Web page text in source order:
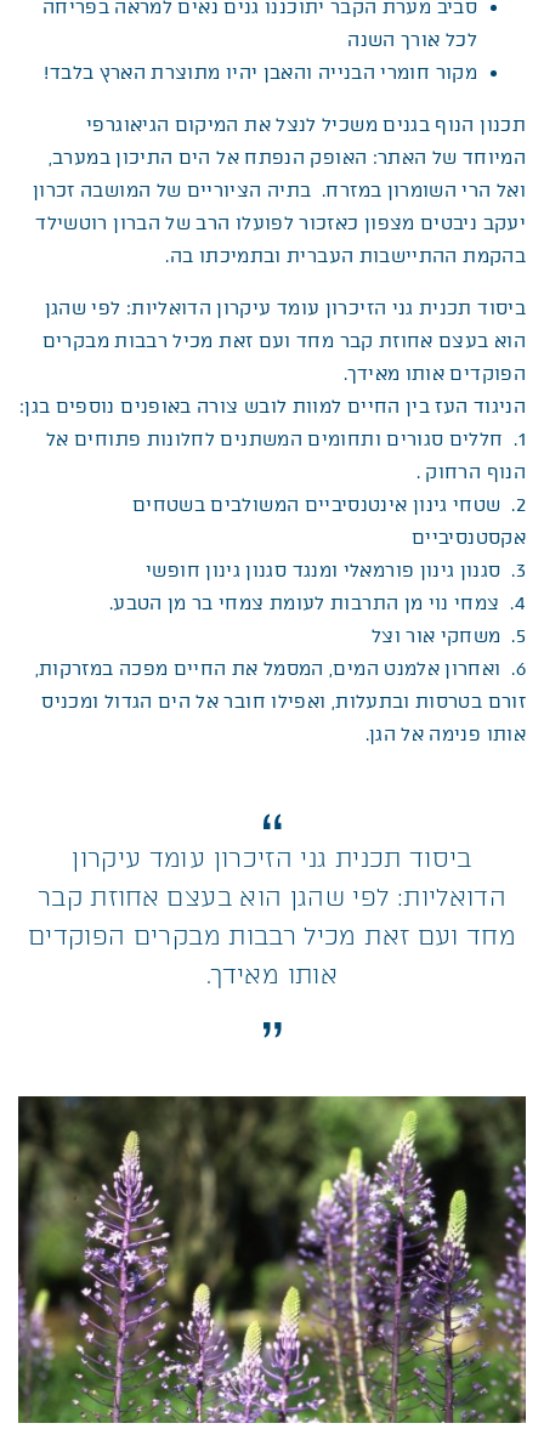
סביב מערת הקבר יתוכננו גנים נאים למראה בפריחה
לכל אורך השנה
מקור חומרי הבנייה והאבן יהיו מתוצרת הארץ בלבד!
תכנון הנוף בגנים משכיל לנצל את המיקום הגיאוגרפי
המיוחד של האתר: האופק הנפתח אל הים התיכון במערב,
ואל הרי השומרון במזרח. בתיה הציוריים של המושבה זכרון
יעקב ניבטים מצפון כאזכור לפועלו הרב של הברון רוטשילד
בהקמת ההתיישבות העברית ובתמיכתו בה.
ביסוד תכנית גני הזיכרון עומד עיקרון הדואליות: לפי שהגן
הוא בעצם אחוזת קבר מחד ועם זאת מכיל רבבות מבקרים
הפוקדים אותו מאידך.
הניגוד העז בין החיים למוות לובש צורה באופנים נוספים בגן:
1. חללים סגורים ותחומים המשתנים לחלונות פתוחים אל
הנוף הרחוק .
2. שטחי גינון אינטנסיביים המשולבים בשטחים
אקסטנסיביים
3. סגנון גינון פורמאלי ומנגד סגנון גינון חופשי
4. צמחי נוי מן התרבות לעומת צמחי בר מן הטבע.
5. משחקי אור וצל
6. ואחרון אלמנט המים, המסמל את החיים מפכה במזרקות,
זורם בטרסות ובתעלות, ואפילו חובר אל הים הגדול ומכניס
אותו פנימה אל הגן.
ביסוד תכנית גני הזיכרון עומד עיקרון
הדואליות: לפי שהגן הוא בעצם אחוזת קבר
מחד ועם זאת מכיל רבבות מבקרים הפוקדים
אותו מאידך.